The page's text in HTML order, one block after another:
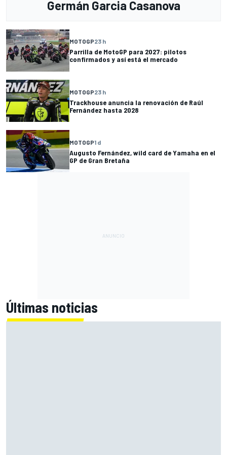
Germán Garcia Casanova
MOTOGP23 h
Parrilla de MotoGP para 2027: pilotos
confirmados y así está el mercado
MOTOGP23 h
Trackhouse anuncia la renovación de Raúl
Fernández hasta 2028
MOTOGP1 d
Augusto Fernández, wild card de Yamaha en el
GP de Gran Bretaña
Últimas noticias